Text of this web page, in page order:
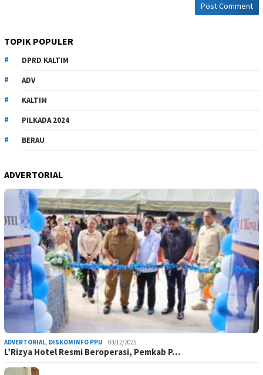
TOPIK POPULER
DPRD KALTIM
ADV
KALTIM
PILKADA 2024
BERAU
ADVERTORIAL
ADVERTORIAL, DISKOMINFO PPU 03/12/2025
L’Rizya Hotel Resmi Beroperasi, Pemkab P…